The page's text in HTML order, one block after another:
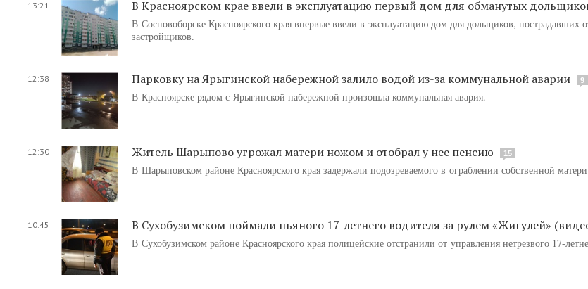
13:21 В Красноярском крае ввели в эксплуатацию первый дом для обманутых
В Сосновоборске Красноярского края впервые ввели в эксплуатацию дом для дольщиков, пострадавших
застройщиков.
12:38 Парковку на Ярыгинской набережной залило водой из-за коммунальной аварии 9
В Красноярске рядом с Ярыгинской набережной произошла коммунальная авария.
12:30 Житель Шарыпово угрожал матери ножом и отобрал у нее пенсию 15
В Шарыповском районе Красноярского края задержали подозреваемого в ограблении собственной матери.
10:45 В Сухобузимском поймали пьяного 17-летнего водителя за рулем «Жигулей»
В Сухобузимском районе Красноярского края полицейские отстранили от управления нетрезвого 17-